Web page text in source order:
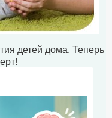
детей дома. Теперь